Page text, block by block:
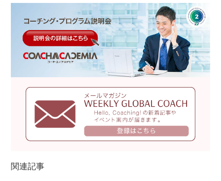
関連記事